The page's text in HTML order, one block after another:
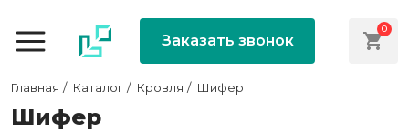
Заказать звонок
0
Главная Каталог Кровля Шифер
Шифер